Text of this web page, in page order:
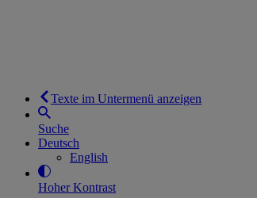
Texte im Untermenü anzeigen
Suche
Deutsch
English
Hoher Kontrast